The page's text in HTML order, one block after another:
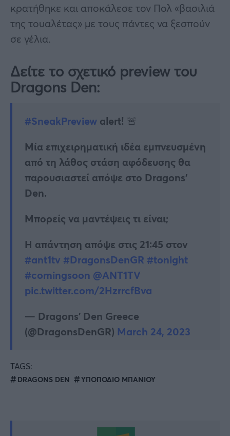
κρατήθηκε και αποκάλεσε τον Πολ «βασιλιά
της τουαλέτας» με τους πάντες να ξεσπούν
σε γέλια.
Δείτε το σχετικό preview του
Dragons Den:
#SneakPreview alert! 🚨
Μία επιχειρηματική ιδέα εμπνευσμένη
από τη λάθος στάση αφόδευσης θα
παρουσιαστεί απόψε στο Dragons’
Den.
Μπορείς να μαντέψεις τι είναι;
H απάντηση απόψε στις 21:45 στον
#ant1tv #DragonsDenGR #tonight
#comingsoon @ANT1TV
pic.twitter.com/2HzrrcfBva
— Dragons’ Den Greece
(@DragonsDenGR) March 24, 2023
TAGS:
DRAGONS DEN ΥΠΟΠΟΔΙΟ ΜΠΑΝΙΟΥ